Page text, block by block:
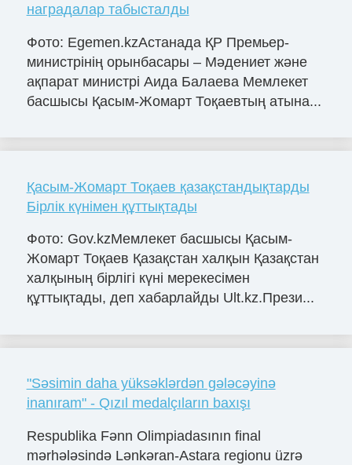
наградалар табысталды
Фото: Egemen.kzАстанада ҚР Премьер-
министрінің орынбасары – Мәдениет және
ақпарат министрі Аида Балаева Мемлекет
басшысы Қасым-Жомарт Тоқаевтың атына...
Қасым-Жомарт Тоқаев қазақстандықтарды
Бірлік күнімен құттықтады
Фото: Gov.kzМемлекет басшысы Қасым-
Жомарт Тоқаев Қазақстан халқын Қазақстан
халқының бірлігі күні мерекесімен
құттықтады, деп хабарлайды Ult.kz.Прези...
"Səsimin daha yüksəklərdən gələcəyinə
inanıram" - Qızıl medalçıların baxışı
Respublika Fənn Olimpiadasının final
mərhələsində Lənkəran-Astara regionu üzrə